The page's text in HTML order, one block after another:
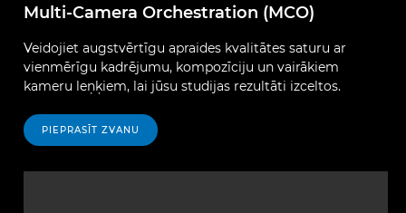
Multi-Camera Orchestration (MCO)
Veidojiet augstvērtīgu apraides kvalitātes saturu ar
vienmērīgu kadrējumu, kompozīciju un vairākiem
kameru leņķiem, lai jūsu studijas rezultāti izceltos.
PIEPRASĪT ZVANU